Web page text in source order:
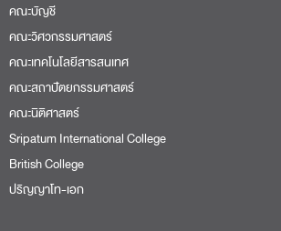
คณะบัญชี
คณะวิศวกรรมศาสตร์
คณะเทคโนโลยีสารสนเทศ
คณะสถาปัตยกรรมศาสตร์
คณะนิติศาสตร์
Sripatum International College
British College
ปริญญาโท-เอก